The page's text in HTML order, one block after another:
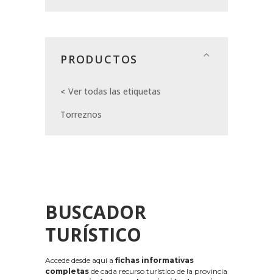
PRODUCTOS
Ver todas las etiquetas
Torreznos
BUSCADOR
TURÍSTICO
Accede desde aquí a fichas informativas
completas de cada recurso turístico de la provincia